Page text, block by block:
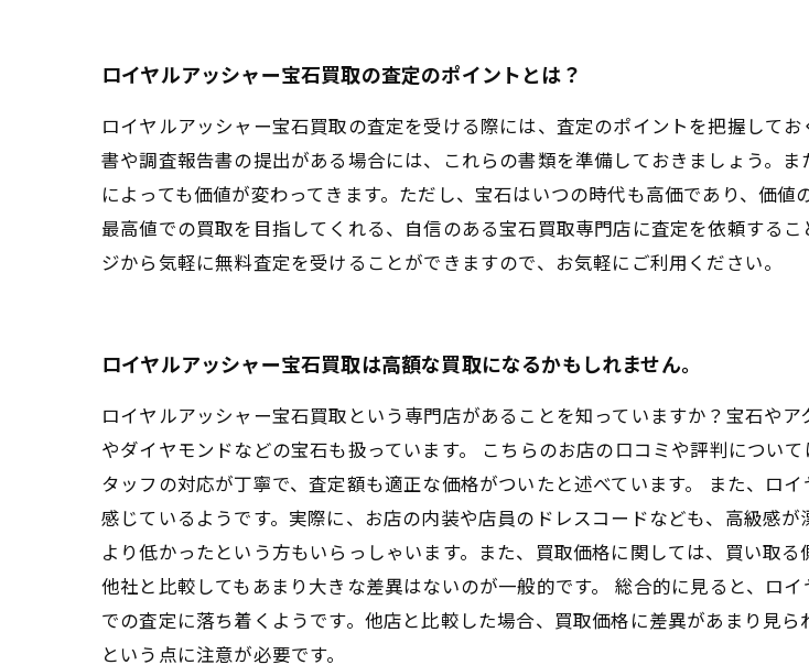
ロイヤルアッシャー宝石買取の査定のポイントとは？
ロイヤルアッシャー宝石買取の査定を受ける際には、査定のポイントを把握して
書や調査報告書の提出がある場合には、これらの書類を準備しておきましょう。
によっても価値が変わってきます。ただし、宝石はいつの時代も高価であり、価
最高値での買取を目指してくれる、自信のある宝石買取専門店に査定を依頼する
ジから気軽に無料査定を受けることができますので、お気軽にご利用ください。
ロイヤルアッシャー宝石買取は高額な買取になるかもしれません。
ロイヤルアッシャー宝石買取という専門店があることを知っていますか？宝石や
やダイヤモンドなどの宝石も扱っています。 こちらのお店の口コミや評判につい
タッフの対応が丁寧で、査定額も適正な価格がついたと述べています。 また、ロ
感じているようです。実際に、お店の内装や店員のドレスコードなども、高級感
より低かったという方もいらっしゃいます。また、買取価格に関しては、買い取
他社と比較してもあまり大きな差異はないのが一般的です。 総合的に見ると、ロ
での査定に落ち着くようです。他店と比較した場合、買取価格に差異があまり見
という点に注意が必要です。